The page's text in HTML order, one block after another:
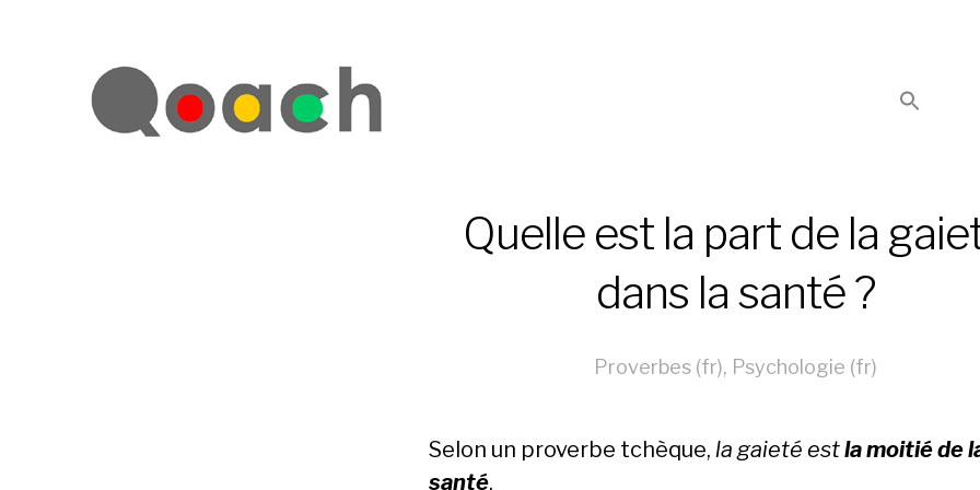
Quelle est la part de la
dans la santé ?
Proverbes (fr), Psychologie (fr)
Selon un proverbe tchèque, la gaieté estla moitié de
santé.